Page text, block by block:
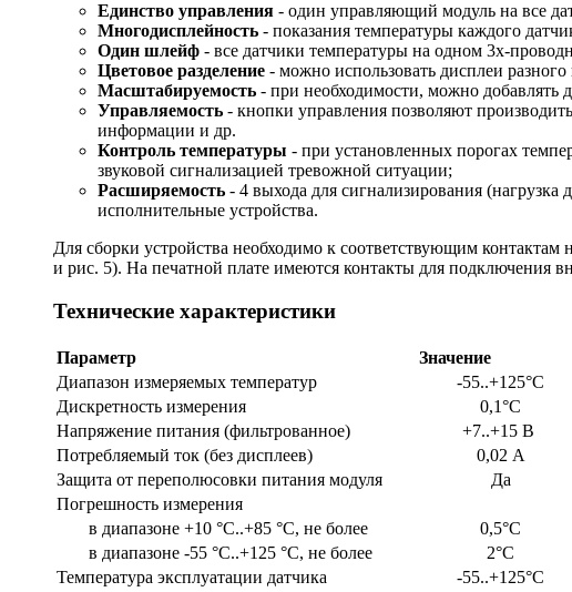
Единство управления - один управляющий модуль на все
Многодисплейность - показания температуры каждого
Один шлейф - все датчики температуры на одном 3х-
Цветовое разделение - можно использовать дисплеи разного
Масштабируемость - при необходимости, можно добавлять
Управляемость - кнопки управления позволяют
информации и др.
Контроль температуры - при установленных порогах
звуковой сигнализацией тревожной ситуации;
Расширяемость - 4 выхода для сигнализирования
исполнительные устройства.
Для сборки устройства необходимо к соответствующим
и рис. 5). На печатной плате имеются контакты для подключения
Технические характеристики
Параметр
Значение
Диапазон измеряемых температур
-55..+125°C
Дискретность измерения
0,1°C
Напряжение питания (фильтрованное)
+7..+15 В
Потребляемый ток (без дисплеев)
0,02 А
Защита от переполюсовки питания модуля
Да
Погрешность измерения
в диапазоне +10 °C..+85 °C, не более
0,5°C
в диапазоне -55 °C..+125 °C, не более
2°C
Температура эксплуатации датчика
-55..+125°C